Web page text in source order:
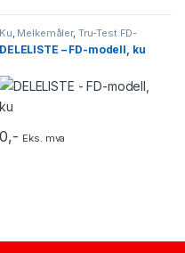
Ku Melkemåler, Tru-Test FD-
modell
DELELISTE – FD-modell, ku
0,- Eks. mva